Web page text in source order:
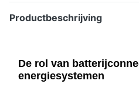
Productbeschrijving
De rol van
energiesystemen